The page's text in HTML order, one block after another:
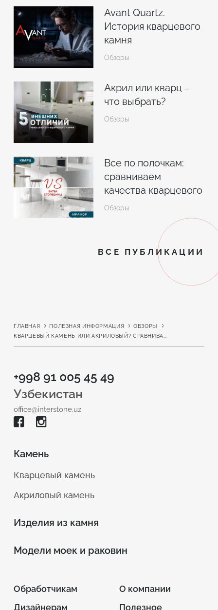
Avant Quartz.
История кварцевого
камня
Обзоры
Акрил или кварц –
что выбрать?
Обзоры
Все по полочкам:
сравниваем
качества кварцевого
камня, мрамора и
Обзоры
ВСЕ ПУБЛИКАЦИИ
ГЛАВНАЯ ПОЛЕЗНАЯ ИНФОРМАЦИЯ
ОБЗОРЫ
+998 91 005 45 49
Узбекистан
office@interstone.uz
Камень
Кварцевый камень
Акриловый камень
Изделия из камня
Модели моек и раковин
Обработчикам
Дизайнерам
О компании
Полезное